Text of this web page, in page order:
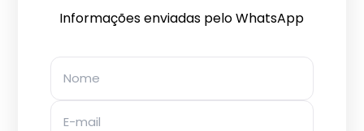
Informações enviadas pelo WhatsApp